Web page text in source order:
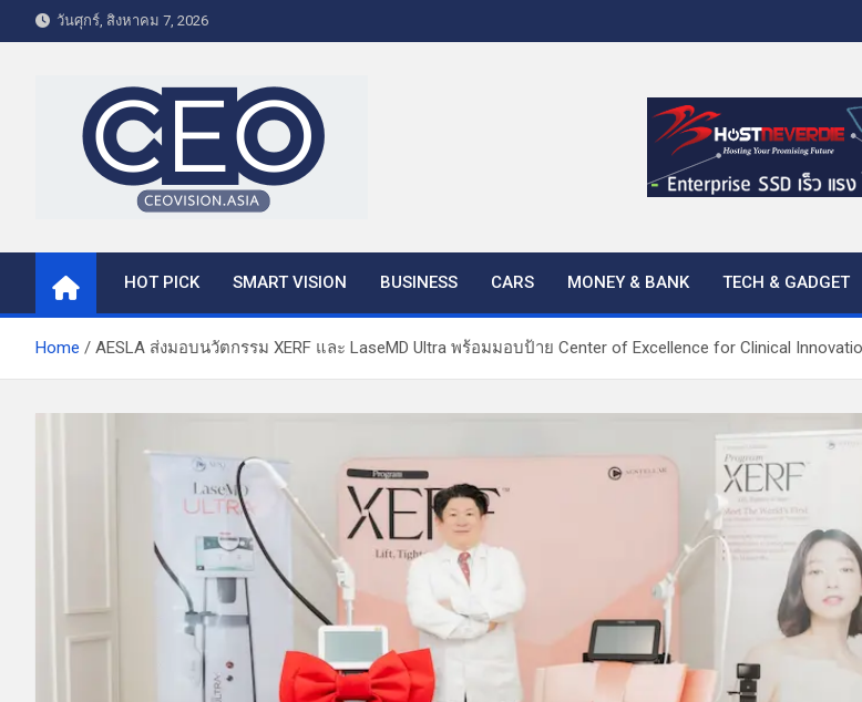
k
n
วันศุกร์, สิงหาคม 7, 2026
CEO VISION.ASIA
HOT PICK SMART VISION BUSINESS CARS MONEY & BANK TECH & GADGET
Home AESLA ส่งมอบนวัตกรรม XERF และ LaseMD Ultra พร้อมมอบป้าย Center of Excellence for Clinical